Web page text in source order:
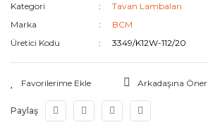
Kategori
Tavan Lambaları
Marka
BCM
Üretici Kodu
3349/K12W-112/20
Arkadaşına Öner
Paylaş